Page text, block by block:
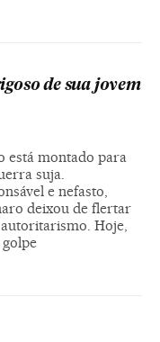
de sua jovem
está montado para
suja.
e nefasto,
deixou de flertar
Hoje,
golpe